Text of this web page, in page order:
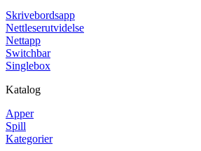
Skrivebordsapp
Nettleserutvidelse
Nettapp
Switchbar
Singlebox
Katalog
Apper
Spill
Kategorier